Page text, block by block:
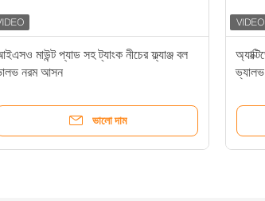
মাউন্ট প্যাড সহ ট্যাংক নীচের ফ্ল্যাঞ্জ বল
নরম আসন
ভালো দাম
ভ্যালভ